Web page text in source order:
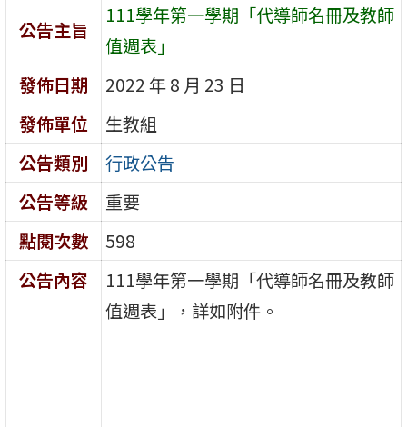
公告主旨
111學年第一學期「代導師名冊及教師
值週表」
發佈日期
2022 年 8 月 23 日
發佈單位
生教組
公告類別
行政公告
公告等級
重要
點閱次數
598
公告內容
111學年第一學期「代導師名冊及教師
值週表」，詳如附件。